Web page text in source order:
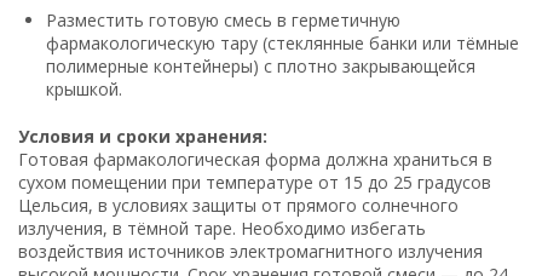
Разместить готовую смесь в герметичную
фармакологическую тару (стеклянные банки или тёмные
полимерные контейнеры) с плотно закрывающейся
крышкой.
Условия и сроки хранения:
Готовая фармакологическая форма должна храниться в
сухом помещении при температуре от 15 до 25 градусов
Цельсия, в условиях защиты от прямого солнечного
излучения, в тёмной таре. Необходимо избегать
воздействия источников электромагнитного излучения